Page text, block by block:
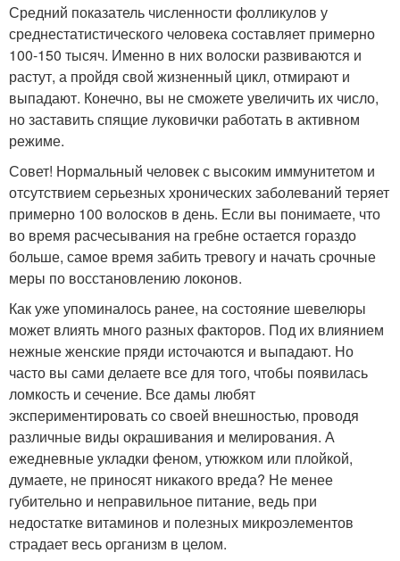
Средний показатель численности фолликулов у
среднестатистического человека составляет примерно
100-150 тысяч. Именно в них волоски развиваются и
растут, а пройдя свой жизненный цикл, отмирают и
выпадают. Конечно, вы не сможете увеличить их число,
но заставить спящие луковички работать в активном
режиме.
Совет! Нормальный человек с высоким иммунитетом и
отсутствием серьезных хронических заболеваний теряет
примерно 100 волосков в день. Если вы понимаете, что
во время расчесывания на гребне остается гораздо
больше, самое время забить тревогу и начать срочные
меры по восстановлению локонов.
Как уже упоминалось ранее, на состояние шевелюры
может влиять много разных факторов. Под их влиянием
нежные женские пряди источаются и выпадают. Но
часто вы сами делаете все для того, чтобы появилась
ломкость и сечение. Все дамы любят
экспериментировать со своей внешностью, проводя
различные виды окрашивания и мелирования. А
ежедневные укладки феном, утюжком или плойкой,
думаете, не приносят никакого вреда? Не менее
губительно и неправильное питание, ведь при
недостатке витаминов и полезных микроэлементов
страдает весь организм в целом.